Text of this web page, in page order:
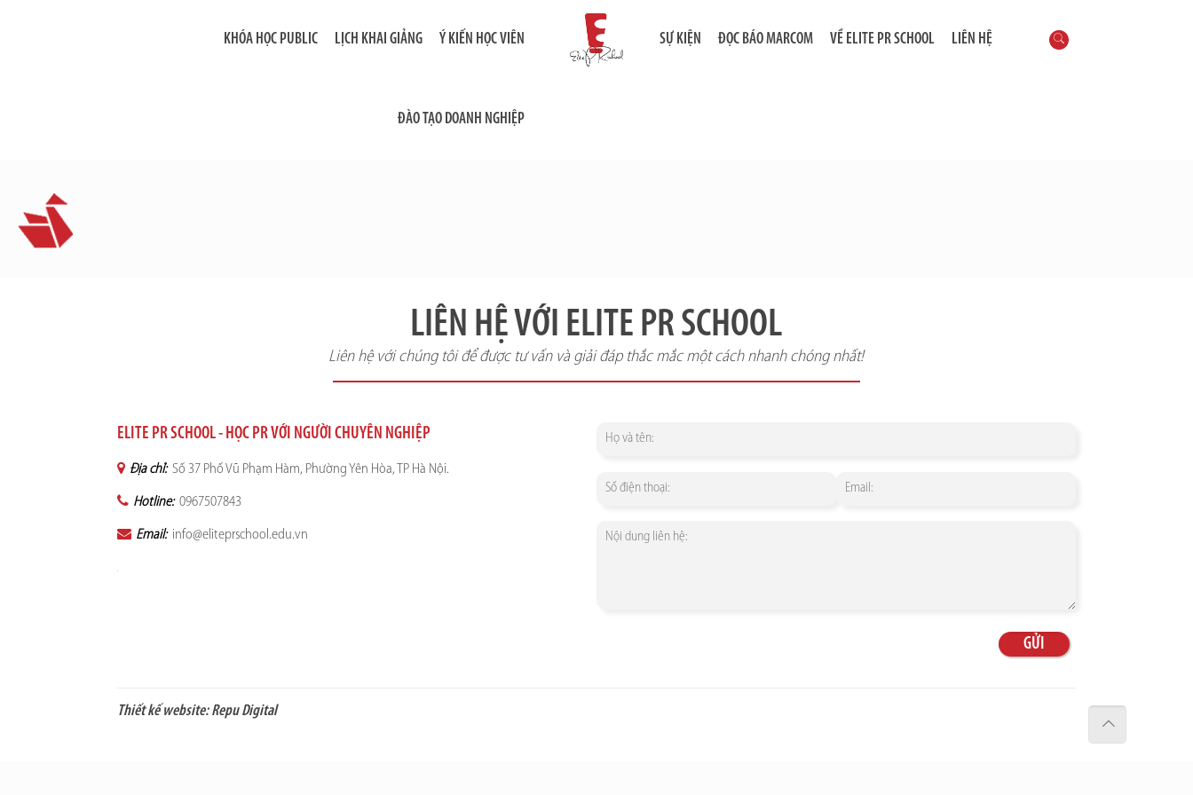
KHÓA HỌC PUBLIC LỊCH KHAI GIẢNG Ý KIẾN HỌC VIÊN
ĐÀO TẠO DOANH NGHIỆP
SỰ KIỆN ĐỌC BÁO MARCOM VỀ ELITE PR SCHOOL LIÊN HỆ
LIÊN HỆ VỚI ELITE PR SCHOOL
Liên hệ với chúng tôi để được tư vấn và giải đáp thắc mắc một cách nhanh chóng nhất!
ELITE PR SCHOOL - HỌC PR VỚI NGƯỜI CHUYÊN NGHIỆP
Địa chỉ: Số 37 Phố Vũ Phạm Hàm, Phường Yên Hòa, TP Hà Nội.
Hotline: 0967507843
Email: info@eliteprschool.edu.vn
Thiết kế website:Repu Digital